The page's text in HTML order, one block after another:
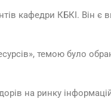
кафедри КБКІ. Він
темою було
на ринку